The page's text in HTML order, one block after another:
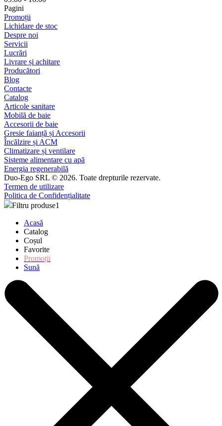
Pagini
Promoții
Lichidare de stoc
Despre noi
Servicii
Lucrări
Livrare și achitare
Producători
Blog
Contacte
Catalog
Articole sanitare
Mobilă de baie
Accesorii de baie
Gresie faianță și Accesorii
Încălzire și ACM
Climatizare și ventilare
Sisteme alimentare cu apă
Energia regenerabilă
Duo-Ego SRL © 2026. Toate drepturile rezervate.
Termen de utilizare
Politica de Confidențialitate
Filtru produse1
Acasă
Catalog
Coșul
Favorite
Promoții
Sună